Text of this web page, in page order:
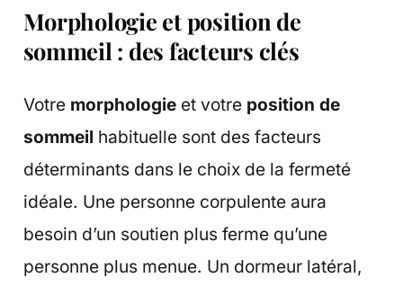
Morphologie et position de
sommeil : des facteurs clés
Votre morphologieet votre position de
sommeil habituelle sont des facteurs
déterminants dans le choix de la fermeté
idéale. Une personne corpulente aura
besoin d’un soutien plus ferme qu’une
personne plus menue. Un dormeur latéral,